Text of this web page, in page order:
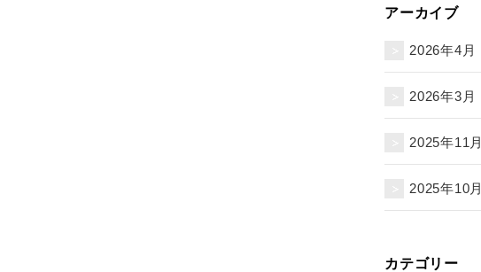
アーカイブ
2026年4月
2026年3月
2025年11月
2025年10月
カテゴリー